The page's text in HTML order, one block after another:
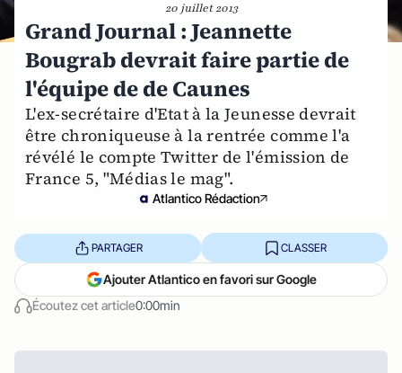
20 juillet 2013
Grand Journal : Jeannette
Bougrab devrait faire partie de
l'équipe de de Caunes
L'ex-secrétaire d'Etat à la Jeunesse devrait
être chroniqueuse à la rentrée comme l'a
révélé le compte Twitter de l'émission de
France 5, "Médias le mag".
Atlantico Rédaction
Écoutez cet article0:00min
PARTAGER CLASSER
Ajouter Atlantico en favori sur Google